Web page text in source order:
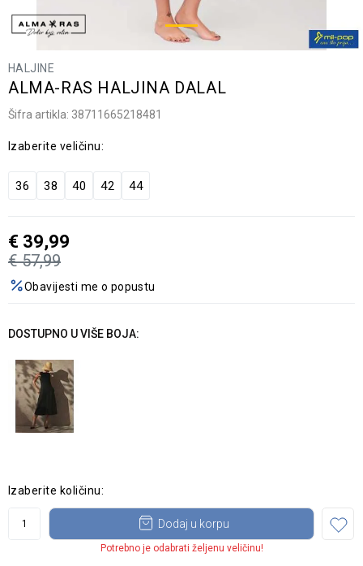
HALJINE
ALMA-RAS HALJINA DALAL
Šifra artikla: 38711665218481
Izaberite veličinu:
36 38 40 42 44
€ 57,99
€ 39,99
Obavijesti me o popustu
DOSTUPNO U VIŠE BOJA:
Izaberite količinu:
Dodaj u korpu
Potrebno je odabrati željenu veličinu!